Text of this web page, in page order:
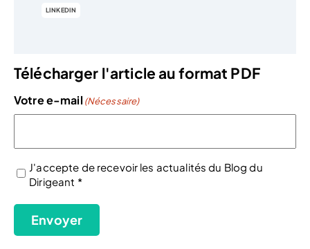
LINKEDIN
Télécharger l'article au format PDF
Votre e-mail (Nécessaire)
(Nécessaire)
J'accepte de recevoir les actualités du Blog du
Dirigeant *
Envoyer